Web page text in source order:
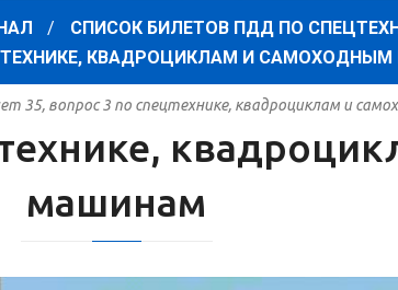
СПИСОК БИЛЕТОВ ПДД ПО
КВАДРОЦИКЛАМ И
35, вопрос 3 по спецтехнике, квадроциклам и
машинам